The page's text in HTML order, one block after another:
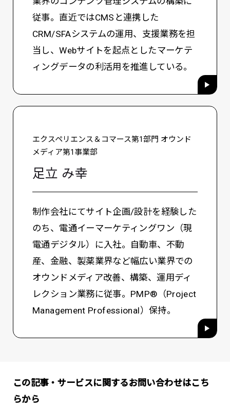
従事。直近ではCMSと連携した
CRM/SFAシステムの運用、支援業務を担
当し、Webサイトを起点としたマーケテ
ィングデータの利活用を推進している。
足立 み幸
エクスペリエンス＆コマース第1部門 オウンド
メディア第1事業部
制作会社にてサイト企画/設計を経験した
のち、電通イーマーケティングワン（現
電通デジタル）に入社。自動車、不動
産、金融、製薬業界など幅広い業界での
オウンドメディア改善、構築、運用ディ
レクション業務に従事。PMP®（Project
Management Professional）保持。
この記事・サービスに関するお問い合わせはこち
らから